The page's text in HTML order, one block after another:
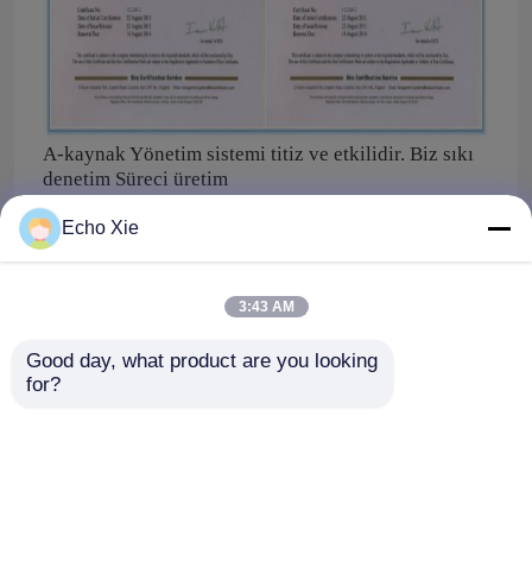
A-kaynak Yönetim sistemi titiz ve etkilidir. Biz sıkı
denetim Süreci üretim
tion,
Echo Xie
3:43 AM
Good day, what product are you looking
for?